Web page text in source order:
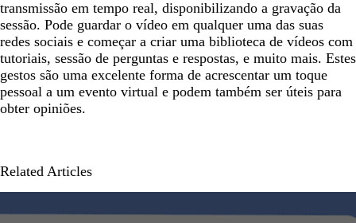
transmissão em tempo real, disponibilizando a gravação da
sessão. Pode guardar o vídeo em qualquer uma das suas
redes sociais e começar a criar uma biblioteca de vídeos com
tutoriais, sessão de perguntas e respostas, e muito mais. Estes
gestos são uma excelente forma de acrescentar um toque
pessoal a um evento virtual e podem também ser úteis para
obter opiniões.
Related Articles